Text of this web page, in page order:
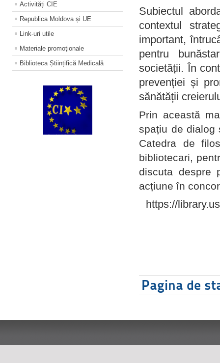
Activități CIE
Republica Moldova și UE
Link-uri utile
Materiale promoţionale
Biblioteca Științifică Medicală
Subiectul
contextul
important,
pentru
societății. În
prevenției și
sănătății
Prin această
spațiu de dialog
Catedra de
bibliotecari,
discuta despre
acțiune în
https://
Pagina de